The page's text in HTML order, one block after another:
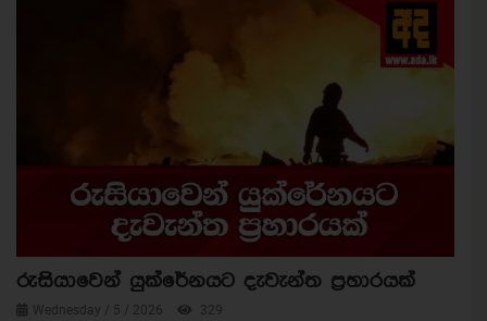
රුසියාවෙන් යුක්රේනයට දැවැන්ත ප්‍රහාරයක්
Wednesday / 5 / 2026 329